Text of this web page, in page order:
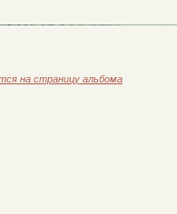
на страницу альбома